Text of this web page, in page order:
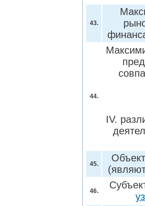
43.
44.
IV.
45.
46.